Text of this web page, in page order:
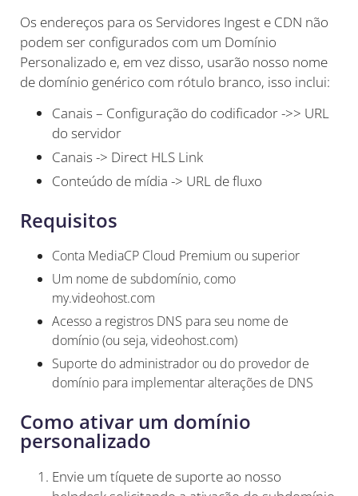
Os endereços para os Servidores Ingest e CDN não
podem ser configurados com um Domínio
Personalizado e, em vez disso, usarão nosso nome
de domínio genérico com rótulo branco, isso inclui:
Canais – Configuração do codificador ->> URL
do servidor
Canais -> Direct HLS Link
Conteúdo de mídia -> URL de fluxo
Requisitos
Conta MediaCP Cloud Premium ou superior
Um nome de subdomínio, como
my.videohost.com
Acesso a registros DNS para seu nome de
domínio (ou seja, videohost.com)
Suporte do administrador ou do provedor de
domínio para implementar alterações de DNS
Como ativar um domínio
personalizado
Envie um tíquete de suporte ao nosso